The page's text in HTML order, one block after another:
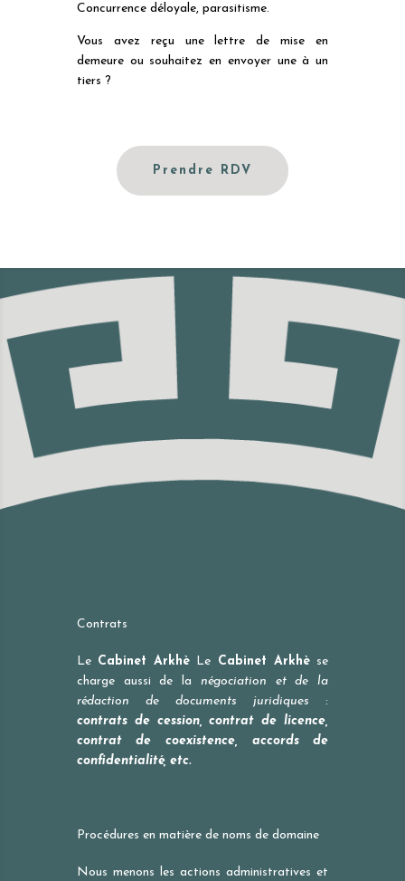
Concurrence déloyale, parasitisme.
Vous avez reçu une lettre de mise en
demeure ou souhaitez en envoyer une à un
tiers ?
Prendre RDV
Contrats
Le Cabinet Arkhè Le Cabinet Arkhèse
charge aussi de la négociation et de la
rédaction de documents juridiques :
contrats de cession, contrat de licence,
contrat de coexistence, accords de
confidentialité, etc.
Procédures en matière de noms de domaine
Nous menons les actions administratives et